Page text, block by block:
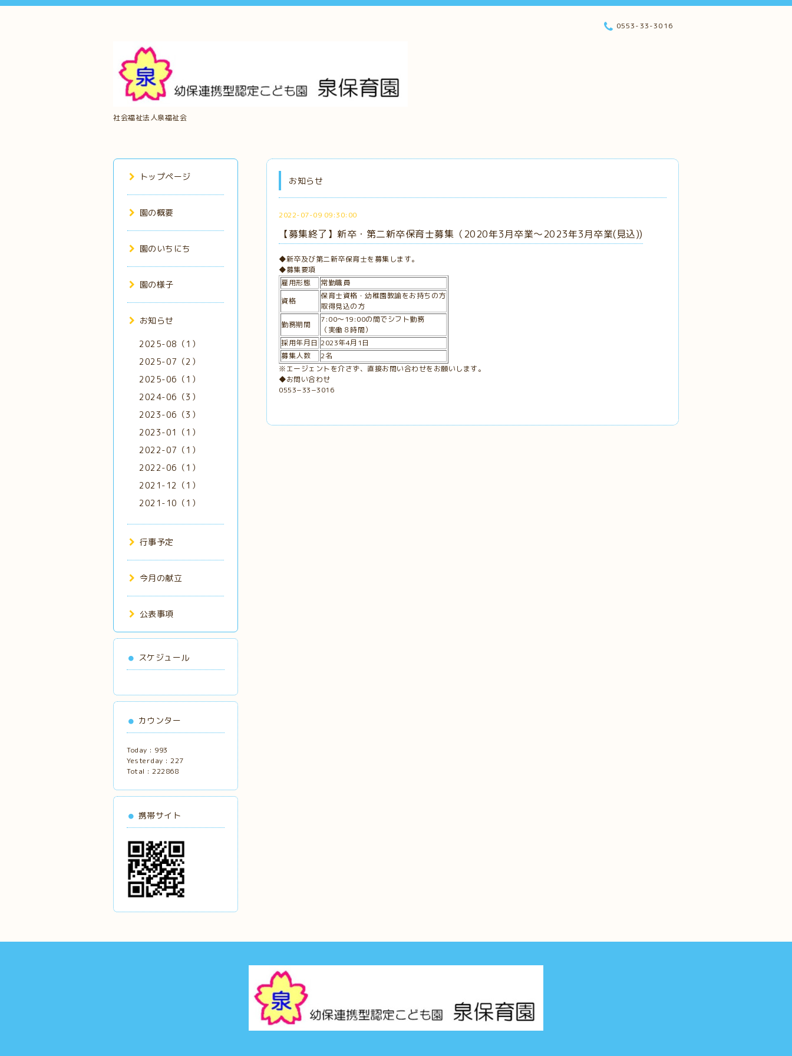
社会福祉法人泉福祉会
0553-33-3016
お知らせ
2022-07-09 09:30:00
【募集終了】新卒・第二新卒保育士募集（2020年3月卒業～2023年3月卒業(見込))
◆新卒及び第二新卒保育士を募集します。
◆募集要項
雇用形態
常勤職員
資格
保育士資格・幼稚園教諭をお持ちの方
取得見込の方
勤務期間
7:00〜19:00の間でシフト勤務
（実働８時間）
採用年月日 2023年4月1日
募集人数
2名
※エージェントを介さず、直接お問い合わせをお願いします。
◆お問い合わせ
0553−33−3016
トップページ
園の概要
園のいちにち
園の様子
お知らせ
2025-08（1）
2025-07（2）
2025-06（1）
2024-06（3）
2023-06（3）
2023-01（1）
2022-07（1）
2022-06（1）
2021-12（1）
2021-10（1）
行事予定
今月の献立
公表事項
スケジュール
カウンター
Today : 993
Yesterday : 227
Total : 222868
携帯サイト